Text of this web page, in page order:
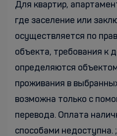
Для квартир,
где заселение или
осуществляется по
объекта, требования к
определяются
проживания в
возможна только с
перевода. Оплата
способами недоступна.